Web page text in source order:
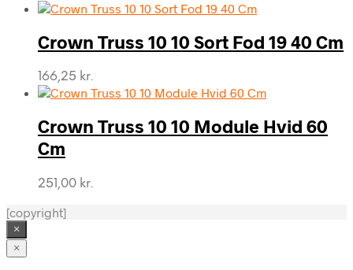
Crown Truss 10 10 Sort Fod 19 40 Cm
166,25 kr.
Crown Truss 10 10 Module Hvid 60
Cm
251,00 kr.
[copyright]
×
×